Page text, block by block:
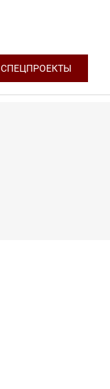
СПЕЦПРОЕКТЫ